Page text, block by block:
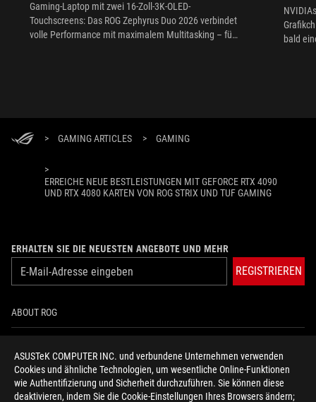
ASUSTeK COMPUTER INC. und verbundene Unternehmen verwenden
Cookies und ähnliche Technologien, um wesentliche Online-Funktionen
wie Authentifizierung und Sicherheit durchzuführen. Sie können diese
deaktivieren, indem Sie die Cookie-Einstellungen Ihres Browsers ändern;
Gaming-Laptop mit zwei 16-Zoll-3K-OLED-
Touchscreens: Das ROG Zephyrus Duo 2026 verbindet
volle Performance mit maximalem Multitasking – für
bald
> GAMING ARTICLES > GAMING
>
ERREICHE NEUE BESTLEISTUNGEN MIT GEFORCE RTX 4090
UND RTX 4080 KARTEN VON ROG STRIX UND TUF GAMING
ERHALTEN SIE DIE NEUESTEN ANGEBOTE UND MEHR
REGISTRIEREN
ABOUT ROG
IMPRESSUM